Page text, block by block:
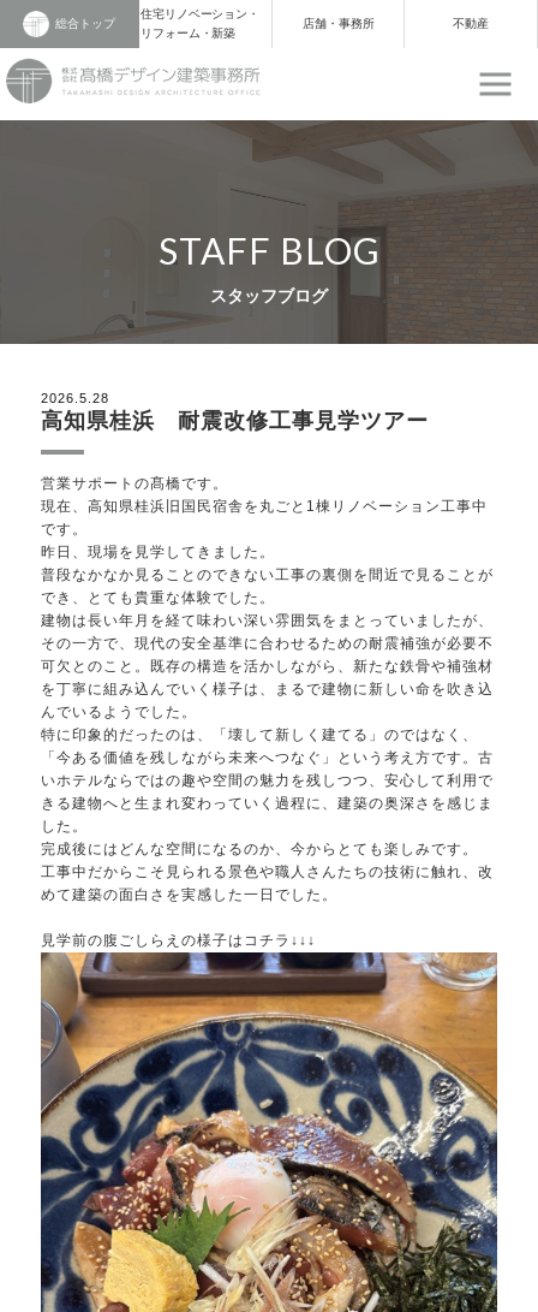
総合トップ
住宅リノベーション・
リフォーム・新築
店舗・事務所 不動産
STAFF BLOG
スタッフブログ
2026.5.28
高知県桂浜 耐震改修工事見学ツアー
営業サポートの髙橋です。
現在、高知県桂浜旧国民宿舎を丸ごと1棟リノベーション工事中
です。
昨日、現場を見学してきました。
普段なかなか見ることのできない工事の裏側を間近で見ることが
でき、とても貴重な体験でした。
建物は長い年月を経て味わい深い雰囲気をまとっていましたが、
その一方で、現代の安全基準に合わせるための耐震補強が必要不
可欠とのこと。既存の構造を活かしながら、新たな鉄骨や補強材
を丁寧に組み込んでいく様子は、まるで建物に新しい命を吹き込
んでいるようでした。
特に印象的だったのは、「壊して新しく建てる」のではなく、
「今ある価値を残しながら未来へつなぐ」という考え方です。古
いホテルならではの趣や空間の魅力を残しつつ、安心して利用で
きる建物へと生まれ変わっていく過程に、建築の奥深さを感じま
した。
完成後にはどんな空間になるのか、今からとても楽しみです。
工事中だからこそ見られる景色や職人さんたちの技術に触れ、改
めて建築の面白さを実感した一日でした。
見学前の腹ごしらえの様子はコチラ↓↓↓